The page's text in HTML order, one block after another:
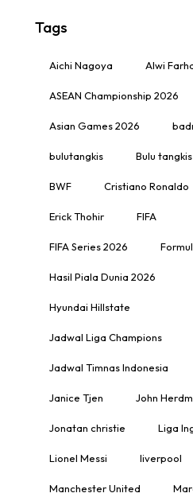
Tags
Aichi Nagoya Alwi
ASEAN Championship 2026
Asian Games 2026
bulutangkis Bulu tangkis
BWF Cristiano Ronaldo
Erick Thohir FIFA
FIFA Series 2026
Hasil Piala Dunia 2026
Hyundai Hillstate
Jadwal Liga Champions
Jadwal Timnas Indonesia
Janice Tjen John
Jonatan christie Liga
Lionel Messi liverpool
Manchester United